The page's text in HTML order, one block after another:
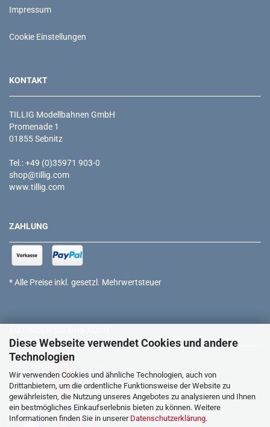
Diese Webseite verwendet Cookies und andere
Technologien
Wir verwenden Cookies und ähnliche Technologien, auch von
Drittanbietern, um die ordentliche Funktionsweise der Website zu
gewährleisten, die Nutzung unseres Angebotes zu analysieren und Ihnen
ein bestmögliches Einkaufserlebnis bieten zu können. Weitere
Informationen finden Sie in unserer Datenschutzerklärung.
Impressum
Cookie Einstellungen
KONTAKT
TILLIG Modellbahnen GmbH
Promenade 1
01855 Sebnitz
Tel.: +49 (0)35971 903-0
shop@tillig.com
www.tillig.com
ZAHLUNG
* Alle Preise inkl. gesetzl. Mehrwertsteuer